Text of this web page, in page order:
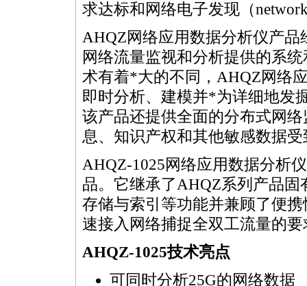
求达标和网络电子发现（
AHQZ网络应用数据分析仪产
网络流量监视和分析提供的系
术有着*大的不同，AHQZ网络
即时分析、建模并*为详细地发
该产品还提供全面的分布式网
息、知识产权和其他敏感数据
AHQZ-1025网络应用数据分析
品。它继承了AHQZ系列产品
存储与索引等功能并兼顾了便
速接入网络捕捉全双工流量的
AHQZ-1025技术亮点
可同时分析25G的网络数据